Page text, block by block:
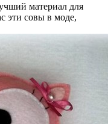
материал для
эти совы в моде,